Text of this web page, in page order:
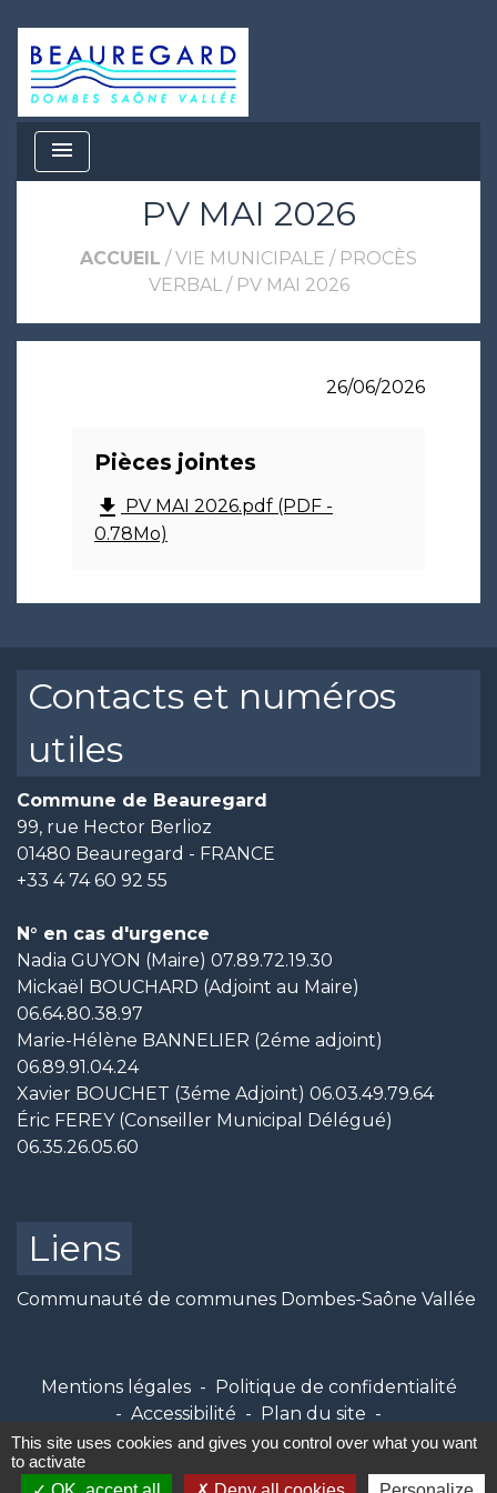
menu
PV MAI 2026
ACCUEIL /VIE MUNICIPALE / PROCÈS
VERBAL/ PV MAI 2026
26/06/2026
Pièces jointes
file_download PV MAI 2026.pdf (PDF -
0.78Mo)
Contacts et numéros
utiles
Commune de Beauregard
99, rue Hector Berlioz
01480 Beauregard - FRANCE
+33 4 74 60 92 55
N° en cas d'urgence
Nadia GUYON (Maire) 07.89.72.19.30
Mickaël BOUCHARD (Adjoint au Maire)
06.64.80.38.97
Marie-Hélène BANNELIER (2éme adjoint)
06.89.91.04.24
Xavier BOUCHET (3éme Adjoint) 06.03.49.79.64
Éric FEREY (Conseiller Municipal Délégué)
06.35.26.05.60
Liens
Communauté de communes Dombes-Saône Vallée
Mentions légales - Politique de confidentialité
- Accessibilité - Plan du site -
Gestion des cookies
This site uses cookies and gives you control over what you want
to activate